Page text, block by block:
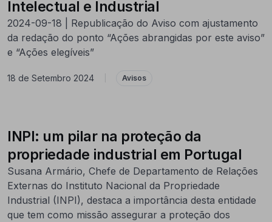
Intelectual e Industrial
2024-09-18 | Republicação do Aviso com ajustamento
da redação do ponto “Ações abrangidas por este aviso”
e “Ações elegíveis”
18 de Setembro 2024 Avisos
INPI: um pilar na proteção da
propriedade industrial em Portugal
Susana Armário, Chefe de Departamento de Relações
Externas do Instituto Nacional da Propriedade
Industrial (INPI), destaca a importância desta entidade
que tem como missão assegurar a proteção dos